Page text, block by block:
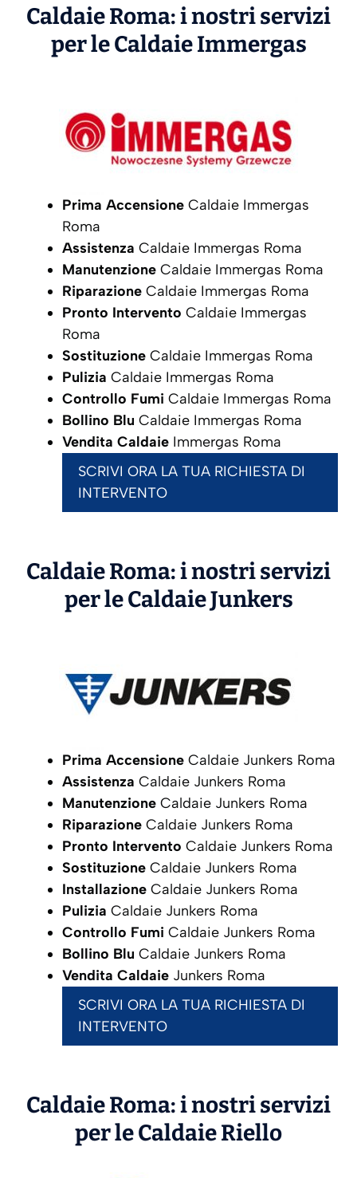
Caldaie Roma: i nostri servizi
per le CaldaieImmergas
Prima Accensione Caldaie Immergas
Roma
Assistenza Caldaie Immergas Roma
Manutenzione Caldaie Immergas Roma
Riparazione Caldaie Immergas Roma
Pronto Intervento Caldaie Immergas
Roma
Sostituzione Caldaie Immergas Roma
Pulizia Caldaie Immergas Roma
Controllo Fumi Caldaie Immergas Roma
Bollino Blu Caldaie Immergas Roma
Vendita Caldaie Immergas Roma
SCRIVI ORA LA TUA RICHIESTA DI
INTERVENTO
Caldaie Roma: i nostri servizi
per le CaldaieJunkers
Prima Accensione Caldaie Junkers Roma
Assistenza Caldaie Junkers Roma
Manutenzione Caldaie Junkers Roma
Riparazione Caldaie Junkers Roma
Pronto Intervento Caldaie Junkers Roma
Sostituzione Caldaie Junkers Roma
Installazione Caldaie Junkers Roma
Pulizia Caldaie Junkers Roma
Controllo Fumi Caldaie Junkers Roma
Bollino Blu Caldaie Junkers Roma
Vendita Caldaie Junkers Roma
SCRIVI ORA LA TUA RICHIESTA DI
INTERVENTO
Caldaie Roma: i nostri servizi
per le CaldaieRiello